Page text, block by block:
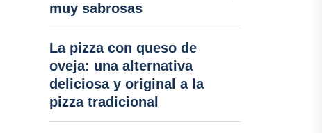
muy sabrosas
La pizza con queso de
oveja: una alternativa
deliciosa y original a la
pizza tradicional